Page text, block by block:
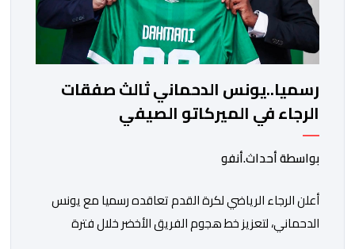
رسميا..يونس الدحماني ثالث صفقات
الرجاء في الميركاتو الصيفي
بواسطة أحداث.أنفو
أعلن الرجاء الرياضي لكرة القدم تعاقده رسميا مع يونس
الدحماني، لتعزيز خط هجوم الفريق الأخضر خلال فترة